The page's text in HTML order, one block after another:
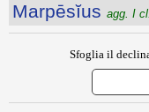
Marpēsĭus agg. I cl.
Sfoglia il